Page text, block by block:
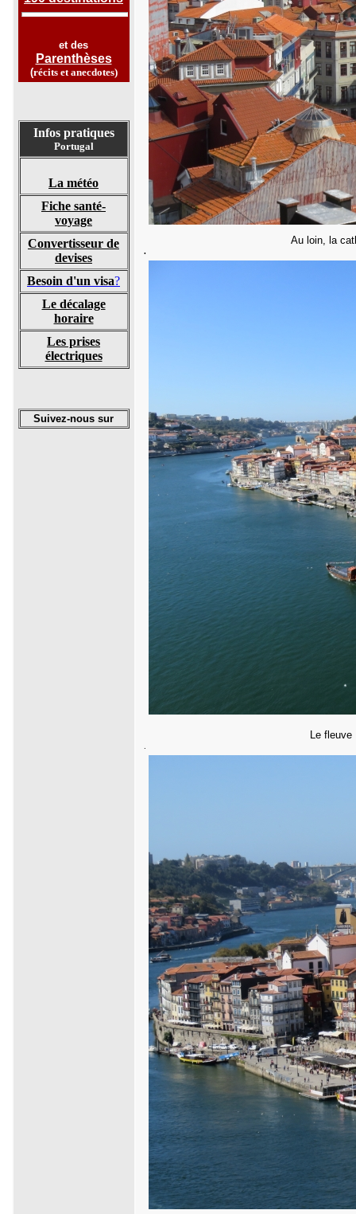
et des
Parenthèses
(récits et anecdotes)
Infos pratiques
Portugal
La météo
Fiche santé-
voyage
Convertisseur de
devises
Besoin d'un visa?
Le décalage
horaire
Les prises
électriques
Suivez-nous sur
Au loin, la
.
Le fleuve